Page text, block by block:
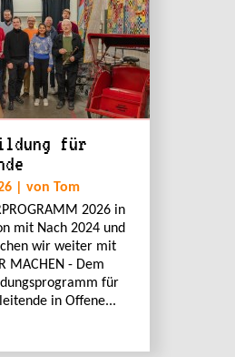
für
| von Tom
2026 in
mit Nach 2024 und
wir weiter mit
MACHEN - Dem
für
in Offene...